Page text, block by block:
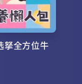
拏全方位牛